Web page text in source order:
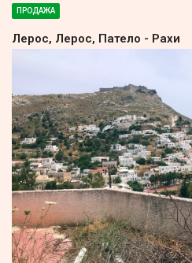
ПРОДАЖА
Лерос, Лерос, Патело - Рахи